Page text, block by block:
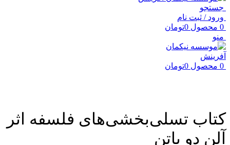
جستجو
ورود / ثبت نام
0 محصول 0تومان
منو
0 محصول 0تومان
کتاب تسلی‌بخشی‌های فلسفه اثر
آلن دو باتن